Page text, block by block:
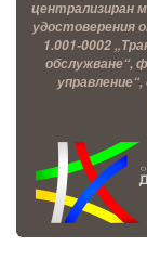
централизиран
удостоверения
1.001-0002
обслужване“,